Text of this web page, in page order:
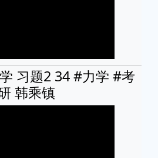
习题2 34 #力学 #考
韩乘镇